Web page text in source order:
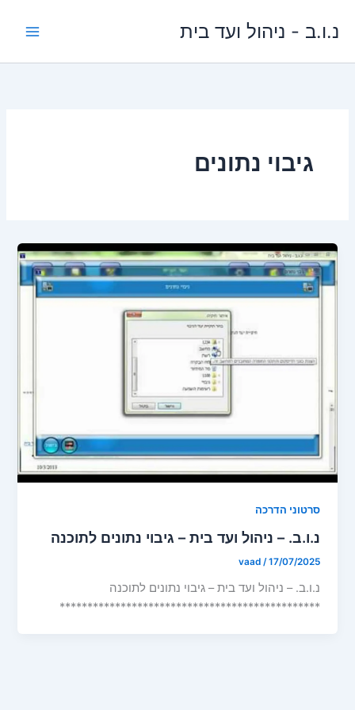
לתוכןנ.ו.ב - ניהול ועד בית
גיבוי נתונים
סרטוני הדרכה
נ.ו.ב. – ניהול ועד בית – גיבוי נתונים לתוכנה
vaad /17/07/2025
נ.ו.ב. – ניהול ועד בית – גיבוי נתונים לתוכנה
***********************************************